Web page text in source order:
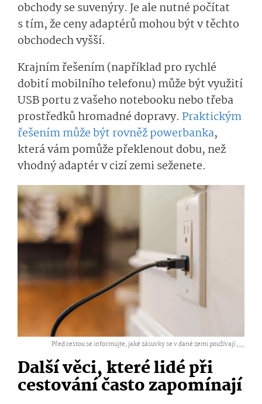
obchody se suvenýry. Je ale nutné počítat
s tím, že ceny adaptérů mohou být v těchto
obchodech vyšší.
Krajním řešením (například pro rychlé
dobití mobilního telefonu) může být využití
USB portu z vašeho notebooku nebo třeba
prostředků hromadné dopravy. Praktickým
řešením může být rovněž powerbanka,
která vám pomůže překlenout dobu, než
vhodný adaptér v cizí zemi seženete.
Před cestou se informujte, jaké zásuvky se v dané zemi používají ,...
Další věci, které lidé při
cestování často zapomínají